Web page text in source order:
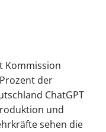
Kommission
der
ChatGPT
und
sehen die